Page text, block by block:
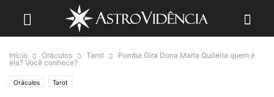
Início Oráculos Tarot
Pomba Gira Dona Maria Quitéria quem é
ela? Você conhece?
Oráculos Tarot